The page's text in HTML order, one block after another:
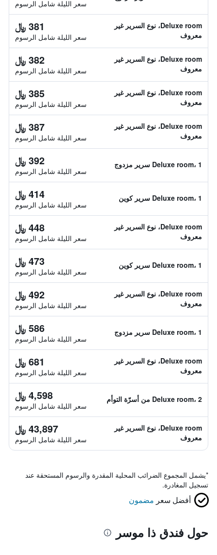
سعر الليلة شامل الرسوم
Deluxe room، نوع السرير غير
معروف
381 ﷼
سعر الليلة شامل الرسوم
Deluxe room، نوع السرير غير
معروف
382 ﷼
سعر الليلة شامل الرسوم
Deluxe room، نوع السرير غير
معروف
385 ﷼
سعر الليلة شامل الرسوم
Deluxe room، نوع السرير غير
معروف
387 ﷼
سعر الليلة شامل الرسوم
Deluxe room، 1 سرير مزدوج 392 ﷼
سعر الليلة شامل الرسوم
Deluxe room، 1 سرير كوين 414 ﷼
سعر الليلة شامل الرسوم
Deluxe room، نوع السرير غير
معروف
448 ﷼
سعر الليلة شامل الرسوم
Deluxe room، 1 سرير كوين 473 ﷼
سعر الليلة شامل الرسوم
Deluxe room، نوع السرير غير
معروف
492 ﷼
سعر الليلة شامل الرسوم
Deluxe room، 1 سرير مزدوج 586 ﷼
سعر الليلة شامل الرسوم
Deluxe room، نوع السرير غير
معروف
681 ﷼
سعر الليلة شامل الرسوم
Deluxe room، 2 من أسرّة التوأم 4,598 ﷼
سعر الليلة شامل الرسوم
Deluxe room، نوع السرير غير
معروف
43,897 ﷼
سعر الليلة شامل الرسوم
*يشمل المجموع الضرائب المحلية المقدرة والرسوم المستحقة عند
تسجيل المغادرة.
أفضل سعر مضمون
حول فندق ذا موسر